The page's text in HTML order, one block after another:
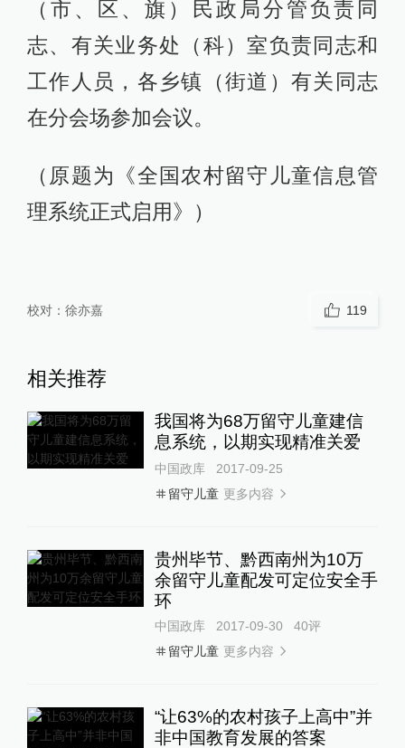
（市、区、旗）民政局分管负责同
志、有关业务处（科）室负责同志和
工作人员，各乡镇（街道）有关同志
在分会场参加会议。
（原题为《全国农村留守儿童信息管
理系统正式启用》）
校对： 徐亦嘉 119
相关推荐
我国将为68万留守儿童建信
息系统，以期实现精准关爱
中国政库
2017-09-25
留守儿童 更多内容
贵州毕节、黔西南州为10万
余留守儿童配发可定位安全手
环
中国政库 2017-09-30 40评
留守儿童 更多内容
“让63%的农村孩子上高中”并
非中国教育发展的答案